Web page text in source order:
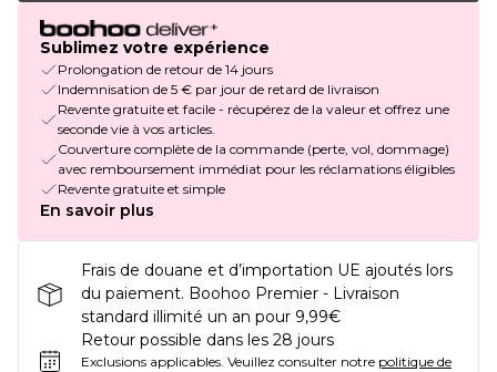
Sublimez votre expérience
Prolongation de retour de 14 jours
Indemnisation de 5 € par jour de retard de livraison
Revente gratuite et facile - récupérez de la valeur et offrez une
seconde vie à vos articles.
Couverture complète de la commande (perte, vol, dommage)
avec remboursement immédiat pour les réclamations éligibles
Revente gratuite et simple
En savoir plus
Frais de douane et d’importation UE ajoutés lors
du paiement. Boohoo Premier - Livraison
standard illimité un an pour 9,99€
Retour possible dans les 28 jours
Exclusions applicables. Veuillez consulter notre politique de